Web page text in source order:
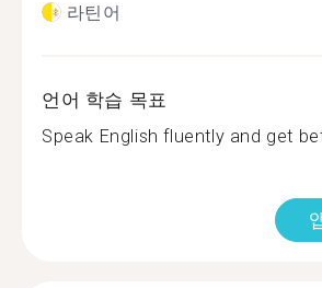
라틴어
언어 학습 목표
Speak English fluently and get